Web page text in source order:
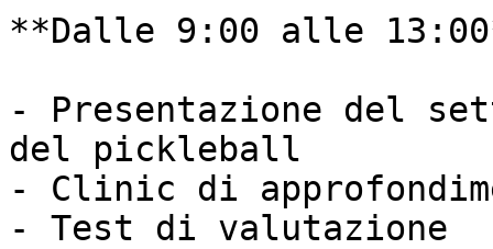
**Dalle 9:00 alle
- Presentazione del
del pickleball
- Clinic di
- Test di valutazione